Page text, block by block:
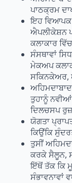
ਪਾਠਕ੍ਰਮ
ਇਹ ਵਿਆਪਕ
ਐਪਲੀਕੇਸ਼ਨ
ਕਲਾਕਾਰ
ਸੰਸਥਾਵਾਂ
ਮੇਕਅਪ
ਸਕਿਨਕੇਅਰ,
ਤੁਹਾਨੂੰ
ਦਿਲਚਸਪ
ਯੋਗਤਾ
ਕਿਉਂਕਿ
ਤੁਸੀਂ
ਕਰਕੇ ਸੈਲੂਨ,
ਇੱਥੋਂ ਤੱਕ ਕਿ
ਸੰਭਾਵਨਾਵਾਂ